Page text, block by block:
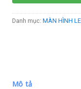
Danh mục: MÀN HÌNH
Mô tả